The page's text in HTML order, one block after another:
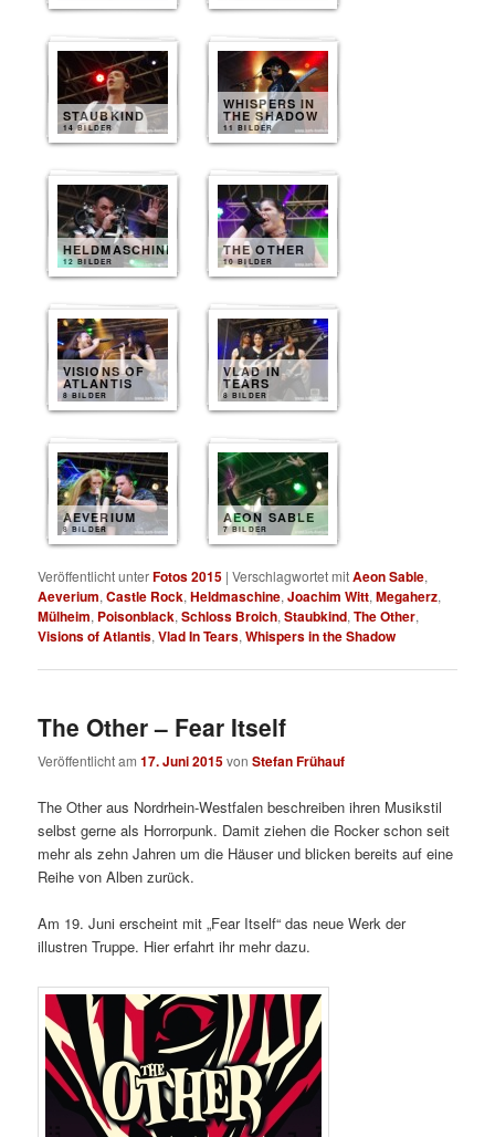
STAUBKIND
14 BILDER
WHISPERS IN
THE SHADOW
11 BILDER
HELDMASCHINE
12 BILDER
THE OTHER
10 BILDER
VISIONS OF
ATLANTIS
8 BILDER
VLAD IN
TEARS
8 BILDER
AEVERIUM
8 BILDER
AEON SABLE
7 BILDER
Veröffentlicht unterFotos 2015 |Verschlagwortet mitAeon Sable,
Aeverium,Castle Rock,Heldmaschine,Joachim Witt,Megaherz,
Mülheim, Poisonblack,Schloss Broich,Staubkind,The Other,
Visions of Atlantis,Vlad In Tears,Whispers in the Shadow
The Other – Fear Itself
Veröffentlicht am17. Juni 2015vonStefan Frühauf
The Other aus Nordrhein-Westfalen beschreiben ihren Musikstil
selbst gerne als Horrorpunk. Damit ziehen die Rocker schon seit
mehr als zehn Jahren um die Häuser und blicken bereits auf eine
Reihe von Alben zurück.
Am 19. Juni erscheint mit „Fear Itself“ das neue Werk der
illustren Truppe. Hier erfahrt ihr mehr dazu.